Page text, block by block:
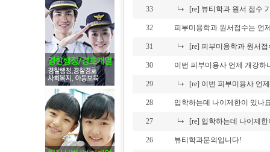
33 [re] 뷰티학과 원서 접수
32 피부미용학과 원서접수는 언
31 [re] 피부미용학과 원서
30 이번 피부미용사 언제 개강하
29 [re] 이번 피부미용사 언
28 입학하는데 나이제한이 있나
27 [re] 입학하는데 나이제한
26 뷰티학과문의입니다!